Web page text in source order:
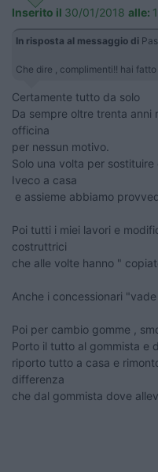
Inserito il 30/01/2018 alle:
In risposta al messaggio di
Che dire , complimenti!! hai
Certamente tutto da solo
Da sempre oltre trenta anni
officina
per nessun motivo.
Solo una volta per
Iveco a casa
e assieme abbiamo
Poi tutti i miei lavori e
costruttrici
che alle volte hanno "
Anche i concessionari
Poi per cambio gomme ,
Porto il tutto al gommista e
riporto tutto a casa e
differenza
che dal gommista dove